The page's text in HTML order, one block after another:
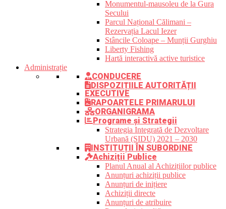
Monumentul-mausoleu de la Gura
Secului
Parcul Național Călimani –
Rezervația Lacul Iezer
Stâncile Coloape – Munții Gurghiu
Liberty Fishing
Hartă interactivă active turistice
Administrație
CONDUCERE
DISPOZIȚIILE AUTORITĂȚII
EXECUTIVE
RAPOARTELE PRIMARULUI
ORGANIGRAMA
Programe și Strategii
Strategia Integrată de Dezvoltare
Urbană (SIDU) 2021 – 2030
INSTITUȚII ÎN SUBORDINE
Achiziții Publice
Planul Anual al Achizițiilor publice
Anunțuri achiziții publice
Anunțuri de inițiere
Achiziții directe
Anunțuri de atribuire